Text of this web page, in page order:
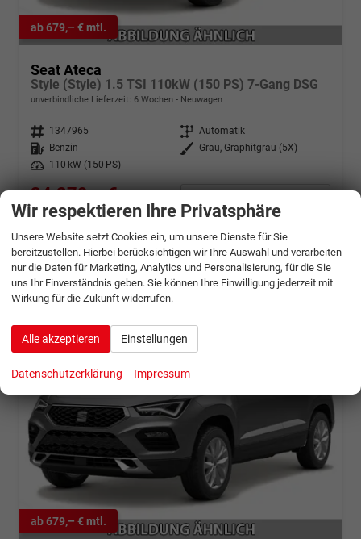
ab 679,– € mtl.
Seat Ateca
Style (Style) 1.5 TSI 110kW (150 PS) 7-Gang DSG
unverbindliche Lieferzeit: 6 Wochen Neuwagen
Fahrzeugnr. 1347965 Getriebe Automatik
Kraftstoff
Benzin Außenfarbe
Grau, Graphitgrau (5X)
Leistung
110 kW (150 PS)
34.279,– €
incl. 19% MwSt.
CO -Klasse:F
CO2-Emissionen: 156,00 g/km
ab 679,– € mtl.
Wir respektieren Ihre Privatsphäre
Unsere Website setzt Cookies ein, um unsere Dienste für Sie
bereitzustellen. Hierbei berücksichtigen wir Ihre Auswahl und verarbeiten
nur die Daten für Marketing, Analytics und Personalisierung, für die Sie
uns Ihr Einverständnis geben. Sie können Ihre Einwilligung jederzeit mit
Wirkung für die Zukunft widerrufen.
Alle akzeptieren Einstellungen
Datenschutzerklärung Impressum